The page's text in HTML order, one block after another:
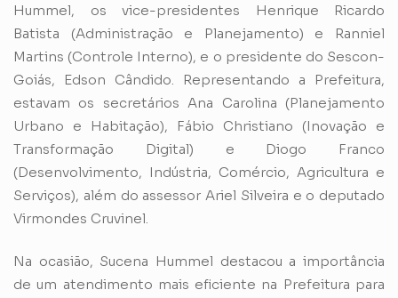
Hummel, os vice-presidentes Henrique Ricardo
Batista (Administração e Planejamento) e Ranniel
Martins (Controle Interno), e o presidente do Sescon-
Goiás, Edson Cândido. Representando a Prefeitura,
estavam os secretários Ana Carolina (Planejamento
Urbano e Habitação), Fábio Christiano (Inovação e
Transformação Digital) e Diogo Franco
(Desenvolvimento, Indústria, Comércio, Agricultura e
Serviços), além do assessor Ariel Silveira e o deputado
Virmondes Cruvinel.
Na ocasião, Sucena Hummel destacou a importância
de um atendimento mais eficiente na Prefeitura para